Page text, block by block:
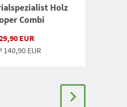
Holz
Combi
EUR
140,90 EUR